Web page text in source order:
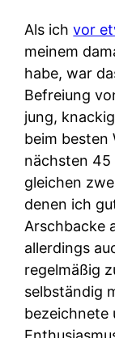
Als ichvor
meinem
habe, war
Befreiung
jung,
beim besten
nächsten 45
gleichen
denen ich
Arschbacke
allerdings
regelmäßig
selbständig
bezeichnete